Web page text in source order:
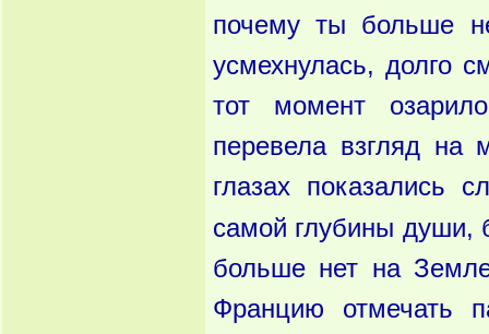
почему ты больше
усмехнулась, долго
тот момент
перевела взгляд на
глазах показались
самой глубины души,
больше нет на
Францию отмечать